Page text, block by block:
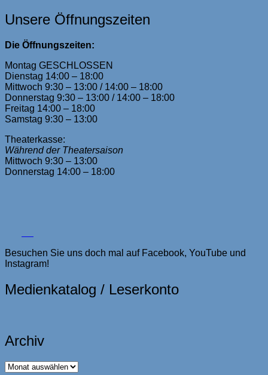
Unsere Öffnungszeiten
Die Öffnungszeiten:
Montag GESCHLOSSEN
Dienstag 14:00 – 18:00
Mittwoch 9:30 – 13:00 / 14:00 – 18:00
Donnerstag 9:30 – 13:00 / 14:00 – 18:00
Freitag 14:00 – 18:00
Samstag 9:30 – 13:00
Theaterkasse:
Während der Theatersaison
Mittwoch 9:30 – 13:00
Donnerstag 14:00 – 18:00
Besuchen Sie uns doch mal auf Facebook, YouTube und
Instagram!
Medienkatalog / Leserkonto
Archiv
Archiv